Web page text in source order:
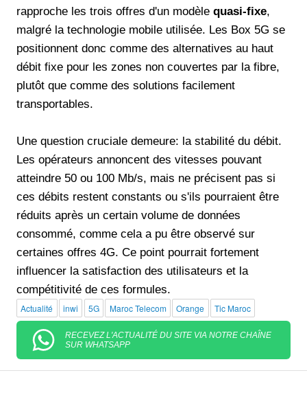
rapproche les trois offres d'un modèle quasi-fixe,
malgré la technologie mobile utilisée. Les Box 5G se
positionnent donc comme des alternatives au haut
débit fixe pour les zones non couvertes par la fibre,
plutôt que comme des solutions facilement
transportables.
Une question cruciale demeure: la stabilité du débit.
Les opérateurs annoncent des vitesses pouvant
atteindre 50 ou 100 Mb/s, mais ne précisent pas si
ces débits restent constants ou s'ils pourraient être
réduits après un certain volume de données
consommé, comme cela a pu être observé sur
certaines offres 4G. Ce point pourrait fortement
influencer la satisfaction des utilisateurs et la
compétitivité de ces formules.
Actualité inwi 5G Maroc Telecom Orange Tic Maroc
RECEVEZ L'ACTUALITÉ DU SITE VIA NOTRE CHAÎNE
SUR WHATSAPP